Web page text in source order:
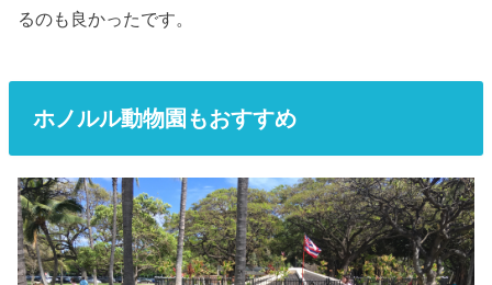
るのも良かったです。
ホノルル動物園もおすすめ